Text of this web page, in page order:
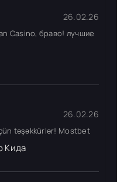
26.02.26
Casino, браво! лучшие
26.02.26
təşəkkürlər! Mostbet
Кида